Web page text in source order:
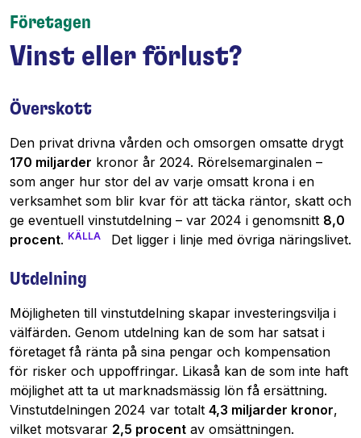
Företagen
Vinst eller förlust?
Överskott
Den privat drivna vården och omsorgen omsatte drygt
170 miljarder kronor år 2024. Rörelsemarginalen –
som anger hur stor del av varje omsatt krona i en
verksamhet som blir kvar för att täcka räntor, skatt och
ge eventuell vinstutdelning – var 2024 i genomsnitt 8,0
procent. KÄLLA Det ligger i linje med övriga näringslivet.
Utdelning
Möjligheten till vinstutdelning skapar investeringsvilja i
välfärden. Genom utdelning kan de som har satsat i
företaget få ränta på sina pengar och kompensation
för risker och uppoffringar. Likaså kan de som inte haft
möjlighet att ta ut marknadsmässig lön få ersättning.
Vinstutdelningen 2024 var totalt 4,3 miljarder kronor,
vilket motsvarar 2,5 procent av omsättningen.